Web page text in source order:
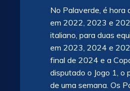
No Palaverde, é hora
em 2022, 2023 e
italiano, para duas
em 2023, 2024 e
final de 2024 e a
disputado o Jogo 1, o
de uma semana. Os